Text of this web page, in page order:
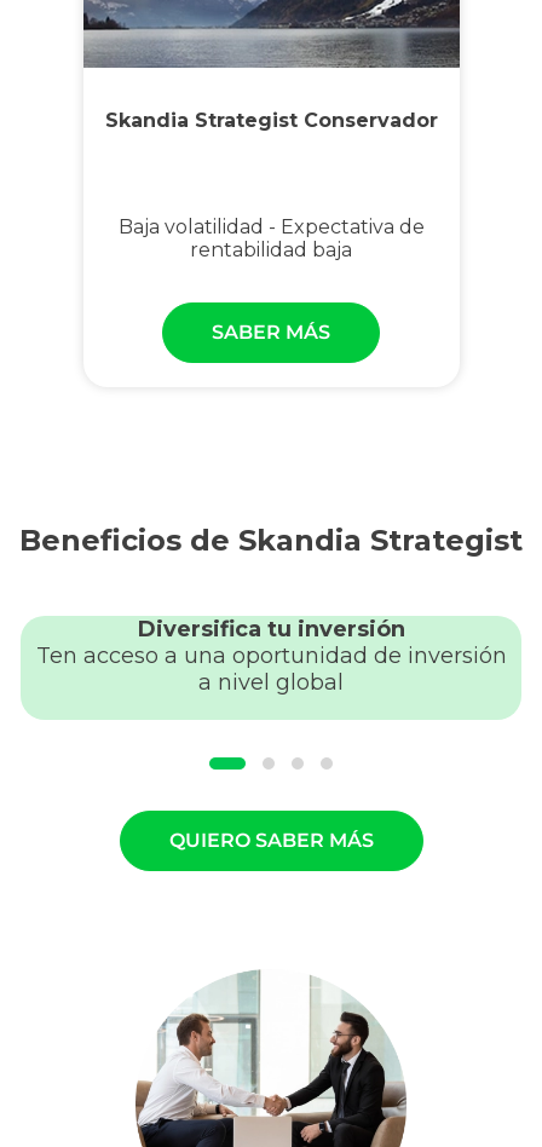
Skandia Strategist Conservador
Baja volatilidad - Expectativa de
rentabilidad baja
SABER MÁS
Beneficios de Skandia Strategist
Diversifica tu inversión
Ten acceso a una oportunidad de inversión
a nivel global
QUIERO SABER MÁS